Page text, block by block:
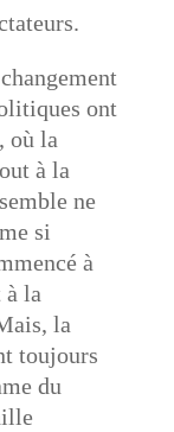
ont
où la
à la
ne
si
à
à la
la
toujours
du